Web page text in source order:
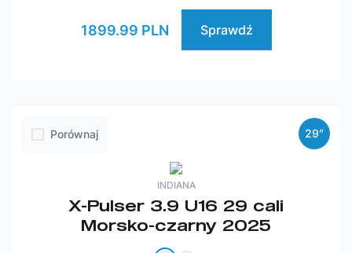
1899.99 PLN Sprawdź
Porównaj
INDIANA
X-Pulser 3.9 U16 29 cali
Morsko-czarny 2025
29″